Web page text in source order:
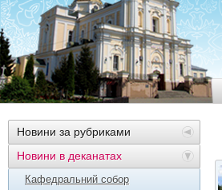
Новини за рубриками
Новини в деканатах
Кафедральний собор